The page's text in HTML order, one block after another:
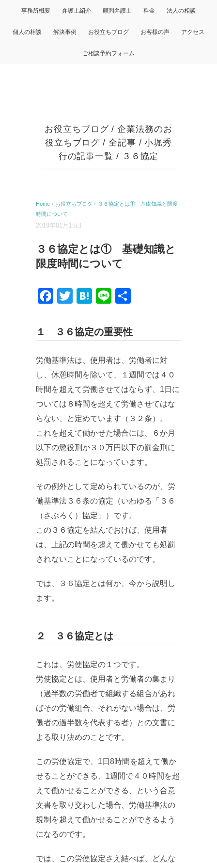
事務所概要 弁護士紹介 顧問弁護士 料金 法人の相談
個人の相談 解決事例 お役立ちブログ お客様の声 アクセス
ご相談予約フォーム
お役立ちブログ/企業法務のお
役立ちブログ / 全記事 /小堀秀
行の記事一覧 / ３６協定
Home › お役立ちブログ › ３６協定とは① 基礎知識と限度
時間について
2019年01月15日
３６協定とは① 基礎知識と
限度時間について
Facebook
Twitter
Hatena
Line
１ ３６協定の重要性
労働基準法は、使用者は、労働者に対
し、休憩時間を除いて、１週間では４０
時間を超えて労働させてはならず、1日に
ついては８時間を超えて労働させてはな
らない、と定めています（３２条）。
これを超えて働かせた場合には、６か月
以下の懲役刑か３０万円以下の罰金刑に
処罰されることになっています。
その例外として定められているのが、労
働基準法３６条の協定（いわゆる「３６
（さぶろく）協定」）です。
この３６協定を結んでおけば、使用者
は、上記の時間を超えて働かせても処罰
されないことになっているのです。
では、３６協定とは何か、今から説明し
ます。
２ ３６協定とは
これは、労使協定の１つです。
労使協定とは、使用者と労働者の集まり
（過半数の労働者で組織する組合があれ
ばその労働組合、それがない場合は、労
働者の過半数を代表する者）との文書に
よる取り決めのことです。
この労使協定で、1日8時間を超えて働か
せることができる、1週間で４０時間を超
えて働かせることができる、という合意
文書を取り交わした場合、労働基準法の
規制を超えて働かせることができるよう
になるのです。
では、この労使協定さえ結べば、どんな